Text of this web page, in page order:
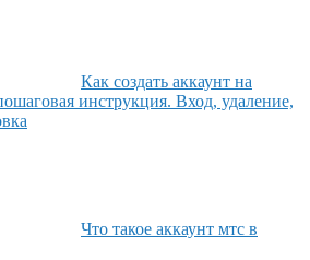
Как создать аккаунт на
инструкция. Вход, удаление,
Что такое аккаунт мтс в